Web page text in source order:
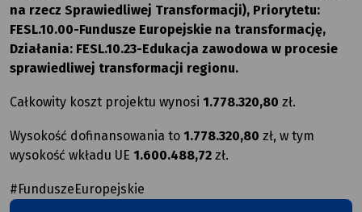
na rzecz Sprawiedliwej Transformacji), Priorytetu:
FESL.10.00-Fundusze Europejskie na transformację,
Działania: FESL.10.23-Edukacja zawodowa w procesie
sprawiedliwej transformacji regionu.
Całkowity koszt projektu wynosi 1.778.320,80 zł.
Wysokość dofinansowania to 1.778.320,80 zł, w tym
wysokość wkładu UE 1.600.488,72 zł.
#FunduszeEuropejskie